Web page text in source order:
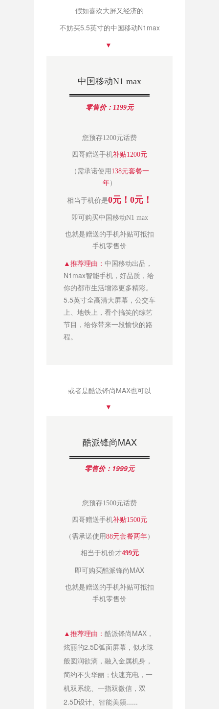
假如喜欢大屏又经济的
不妨买5.5英寸的中国移动N1max
▼
中国移动N1 max
零售价：1199元
您预存1200元话费
四哥赠送手机补贴1200元
（需承诺使用 138元套餐一
年）
相当于机价是0元！0元！
即可购买中国移动N1 max
也就是赠送的手机补贴可抵扣
手机零售价
▲推荐理由： 中国移动出品，
N1max智能手机，好品质，给
你的都市生活增添更多精彩。
5.5英寸全高清大屏幕，公交车
上、地铁上，看个搞笑的综艺
节目，给你带来一段愉快的路
程。
或者是酷派锋尚MAX也可以
▼
酷派锋尚MAX
零售价：1999元
您预存1500元话费
四哥赠送手机补贴1500元
（需承诺使用88元套餐两年）
相当于机价才499元
即可购买酷派锋尚MAX
也就是赠送的手机补贴可抵扣
手机零售价
▲推荐理由： 酷派锋尚MAX，
炫丽的2.5D弧面屏幕，似水珠
般圆润欲滴，融入金属机身，
简约不失华丽；快速充电，一
机双系统、一指双微信，双
2.5D设计、智能美颜......